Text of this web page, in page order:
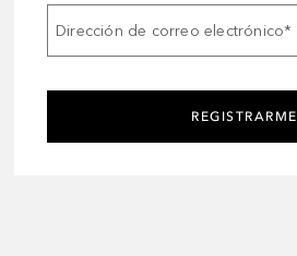
Dirección de correo electrónico*
REGISTRARME